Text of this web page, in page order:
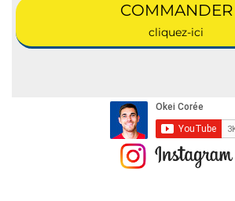
COMMANDER
cliquez-ici